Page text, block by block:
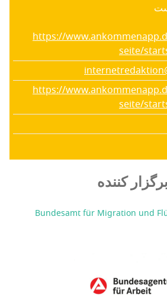
https://
seite/
https://
seite/
برگزار کننده
Bundesamt für Migration und